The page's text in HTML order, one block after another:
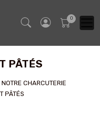
PÂTÉS
NOTRE CHARCUTERIE
PÂTÉS